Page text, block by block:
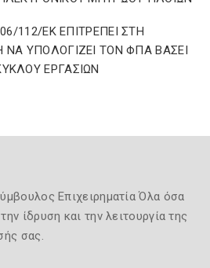
112/ΕΚ ΕΠΙΤΡΕΠΕΙ ΣΤΗ
ΥΠΟΛΟΓΙΖΕΙ ΤΟΝ ΦΠΑ ΒΑΣΕΙ
ΕΡΓΑΣΙΩΝ
Επιχειρηματία Όλα όσα
ίδρυση και την λειτουργία της
σας.